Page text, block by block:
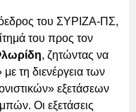
του ΣΥΡΙΖΑ-ΠΣ,
του προς τον
, ζητώντας να
τη διενέργεια των
εξετάσεων
Οι εξετάσεις